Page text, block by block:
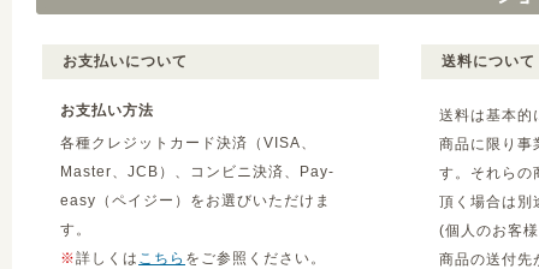
お支払いについて
お支払い方法
各種クレジットカード決済（VISA、
Master、JCB）、コンビニ決済、Pay-
easy（ペイジー）をお選びいただけま
す。
※詳しくは こちら をご参照ください。
送料について
送料は基本的
商品に限り事
す。それらの
頂く場合は別
(個人のお客
商品の送付先